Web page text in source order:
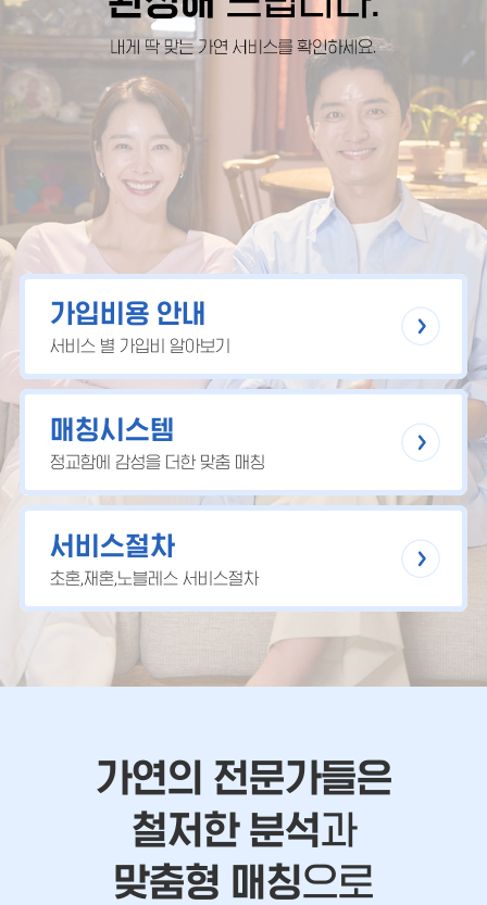
가입비용 안내
서비스 별 가입비 알아보기
매칭시스템
정교함에 감성을 더한 맞춤 매칭
서비스절차
초혼,재혼,노블레스 서비스절차
가연의 전문가들은
철저한 분석과
맞춤형 매칭으로